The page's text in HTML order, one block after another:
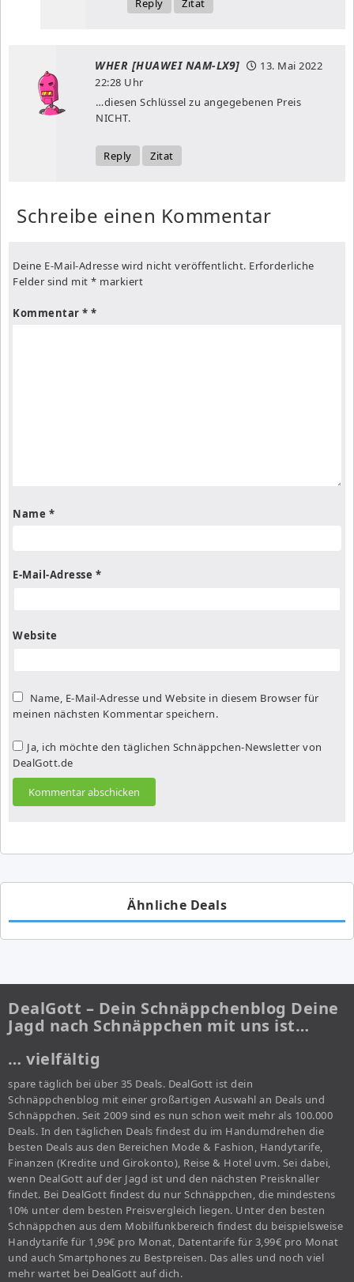
Reply Zitat
WHER [HUAWEI NAM-LX9]
13. Mai 2022
22:28 Uhr
…diesen Schlüssel zu angegebenen Preis
NICHT.
Reply Zitat
Schreibe einen Kommentar
Deine E-Mail-Adresse wird nicht veröffentlicht. Erforderliche
Felder sind mit * markiert
Kommentar *
Name *
E-Mail-Adresse *
Website
Name, E-Mail-Adresse und Website in diesem Browser für
meinen nächsten Kommentar speichern.
Ja, ich möchte den täglichen Schnäppchen-Newsletter von
DealGott.de
Ähnliche Deals
DealGott – Dein Schnäppchenblog Deine
Jagd nach Schnäppchen mit uns ist…
… vielfältig
spare täglich bei über 35 Deals. DealGott ist dein
Schnäppchenblog mit einer großartigen Auswahl an Deals und
Schnäppchen. Seit 2009 sind es nun schon weit mehr als 100.000
Deals. In den täglichen Deals findest du im Handumdrehen die
besten Deals aus den Bereichen Mode & Fashion, Handytarife,
Finanzen (Kredite und Girokonto), Reise & Hotel uvm. Sei dabei,
wenn DealGott auf der Jagd ist und den nächsten Preisknaller
findet. Bei DealGott findest du nur Schnäppchen, die mindestens
10% unter dem besten Preisvergleich liegen. Unter den besten
Schnäppchen aus dem Mobilfunkbereich findest du beispielsweise
Handytarife für 1,99€ pro Monat, Datentarife für 3,99€ pro Monat
und auch Smartphones zu Bestpreisen. Das alles und noch viel
mehr wartet bei DealGott auf dich.